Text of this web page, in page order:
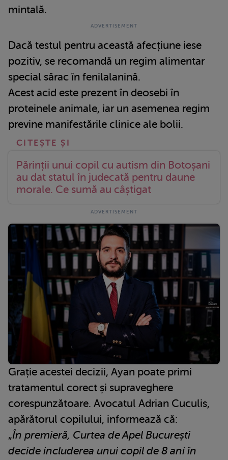
mintală.
Dacă testul pentru această afecțiune iese
pozitiv, se recomandă un regim alimentar
special sărac în fenilalanină.
Acest acid este prezent în deosebi în
proteinele animale, iar un asemenea regim
previne manifestările clinice ale bolii.
Părinții unui copil cu autism din Botoșani
au dat statul în judecată pentru daune
morale. Ce sumă au câștigat
Grație acestei decizii, Ayan poate primi
tratamentul corect și supraveghere
corespunzătoare. Avocatul Adrian Cuculis,
apărătorul copilului, informează că:
„În premieră, Curtea de Apel București
decide includerea unui copil de 8 ani în